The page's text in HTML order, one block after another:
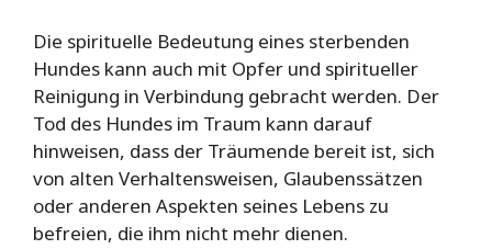
Die spirituelle Bedeutung eines sterbenden
Hundes kann auch mit Opfer und spiritueller
Reinigung in Verbindung gebracht werden. Der
Tod des Hundes im Traum kann darauf
hinweisen, dass der Träumende bereit ist, sich
von alten Verhaltensweisen, Glaubenssätzen
oder anderen Aspekten seines Lebens zu
befreien, die ihm nicht mehr dienen.